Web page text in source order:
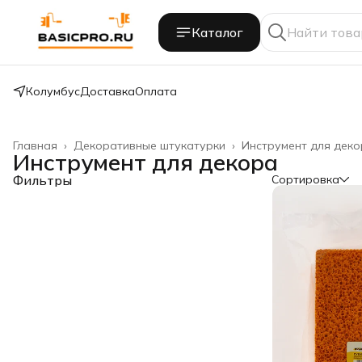
Каталог
КолумбусДоставкаОплата
Инструмент для
Декоративные штукатурки ›
Главная ›
Инструмент для декора
Фильтры Сортировка